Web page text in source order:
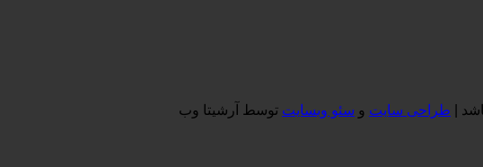
| طراحی سایت و سئو وبسایت توسط آرشیتا وب